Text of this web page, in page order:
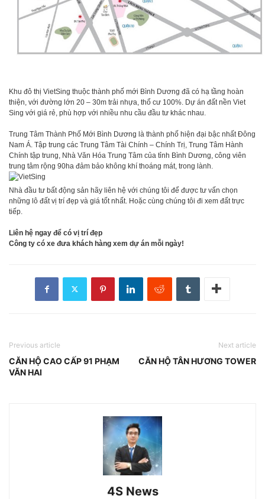
Khu đô thị VietSing thuộc thành phố mới Bình Dương đã có hạ tầng hoàn
thiện, với đường lớn 20 – 30m trải nhựa, thổ cư 100%. Dự án đất nền Viet
Sing với giá rẻ, phù hợp với nhiều nhu cầu đầu tư khác nhau.
Trung Tâm Thành Phố Mới Bình Dương là thành phố hiện đại bậc nhất Đông
Nam Á. Tập trung các Trung Tâm Tài Chính – Chính Trị, Trung Tâm Hành
Chính tập trung, Nhà Văn Hóa Trung Tâm của tỉnh Bình Dương, công viên
trung tâm rộng 90ha đảm bảo không khí thoáng mát, trong lành.
Nhà đầu tư bất động sản hãy liên hệ với chúng tôi để được tư vấn chọn
những lô đất vị trí đẹp và giá tốt nhất. Hoặc cùng chúng tôi đi xem đất trực
tiếp.
Liên hệ ngay để có vị trí đẹp
Công ty có xe đưa khách hàng xem dự án mỗi ngày!
Previous article
CĂN HỘ CAO CẤP 91 PHẠM
VĂN HAI
Next article
CĂN HỘ TÂN HƯƠNG TOWER
4S News